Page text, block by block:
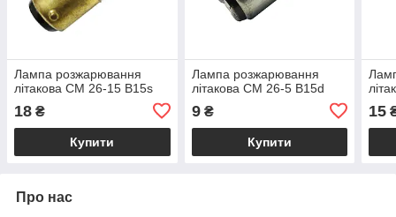
Лампа розжарювання
літакова СМ 26-15 B15s
18 ₴
Купити
Лампа розжарювання
літакова СМ 26-5 B15d
9₴
Купити
15
Про нас